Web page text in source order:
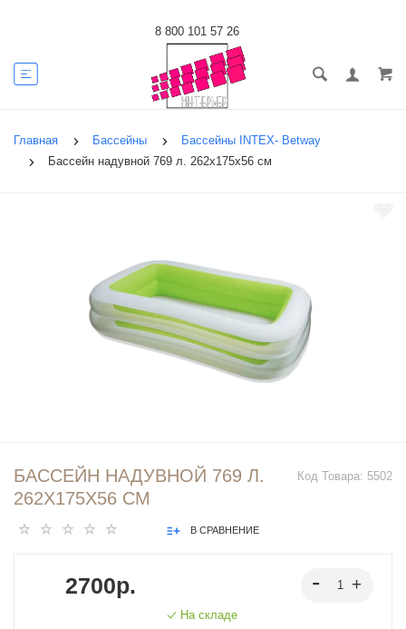
8 800 101 57 26
Главная Бассейны
Бассейны INTEX- Betway
Бассейн надувной 769 л. 262х175х56 см
Код Товара: 5502
БАССЕЙН НАДУВНОЙ 769 Л.
262Х175Х56 СМ
В СРАВНЕНИЕ
2700р.
На складе